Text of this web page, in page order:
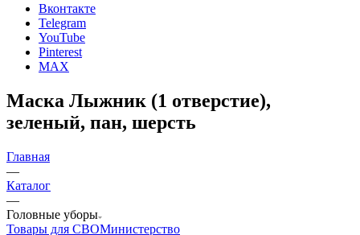
Вконтакте
Telegram
YouTube
Pinterest
MAX
Маска Лыжник (1 отверстие),
зеленый, пан, шерсть
Главная
—
Каталог
—
Головные уборы
Товары для СВОМинистерство